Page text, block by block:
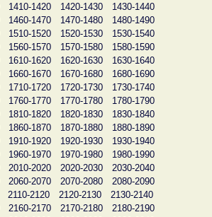
1410-1420 1420-1430
1430-1440
1460-1470 1470-1480
1480-1490
1510-1520 1520-1530
1530-1540
1560-1570 1570-1580
1580-1590
1610-1620 1620-1630
1630-1640
1660-1670 1670-1680
1680-1690
1710-1720 1720-1730
1730-1740
1760-1770 1770-1780
1780-1790
1810-1820 1820-1830
1830-1840
1860-1870 1870-1880
1880-1890
1910-1920 1920-1930
1930-1940
1960-1970 1970-1980
1980-1990
2010-2020 2020-2030
2030-2040
2060-2070 2070-2080
2080-2090
2110-2120 2120-2130
2130-2140
2160-2170 2170-2180
2180-2190